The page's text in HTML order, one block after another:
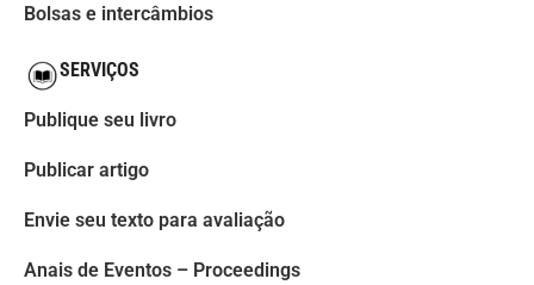
Bolsas e intercâmbios
SERVIÇOS
Publique seu livro
Publicar artigo
Envie seu texto para avaliação
Anais de Eventos – Proceedings